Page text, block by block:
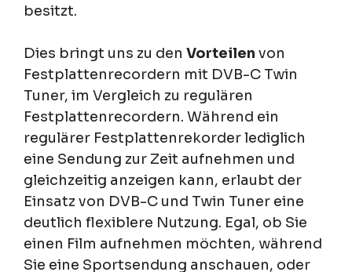
besitzt.
Dies bringt uns zu den Vorteilen von
Festplattenrecordern mit DVB-C Twin
Tuner, im Vergleich zu regulären
Festplattenrecordern. Während ein
regulärer Festplattenrekorder lediglich
eine Sendung zur Zeit aufnehmen und
gleichzeitig anzeigen kann, erlaubt der
Einsatz von DVB-C und Twin Tuner eine
deutlich flexiblere Nutzung. Egal, ob Sie
einen Film aufnehmen möchten, während
Sie eine Sportsendung anschauen, oder